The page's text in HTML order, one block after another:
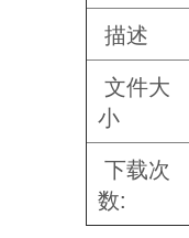
描述
文件大
小
下载次
数: